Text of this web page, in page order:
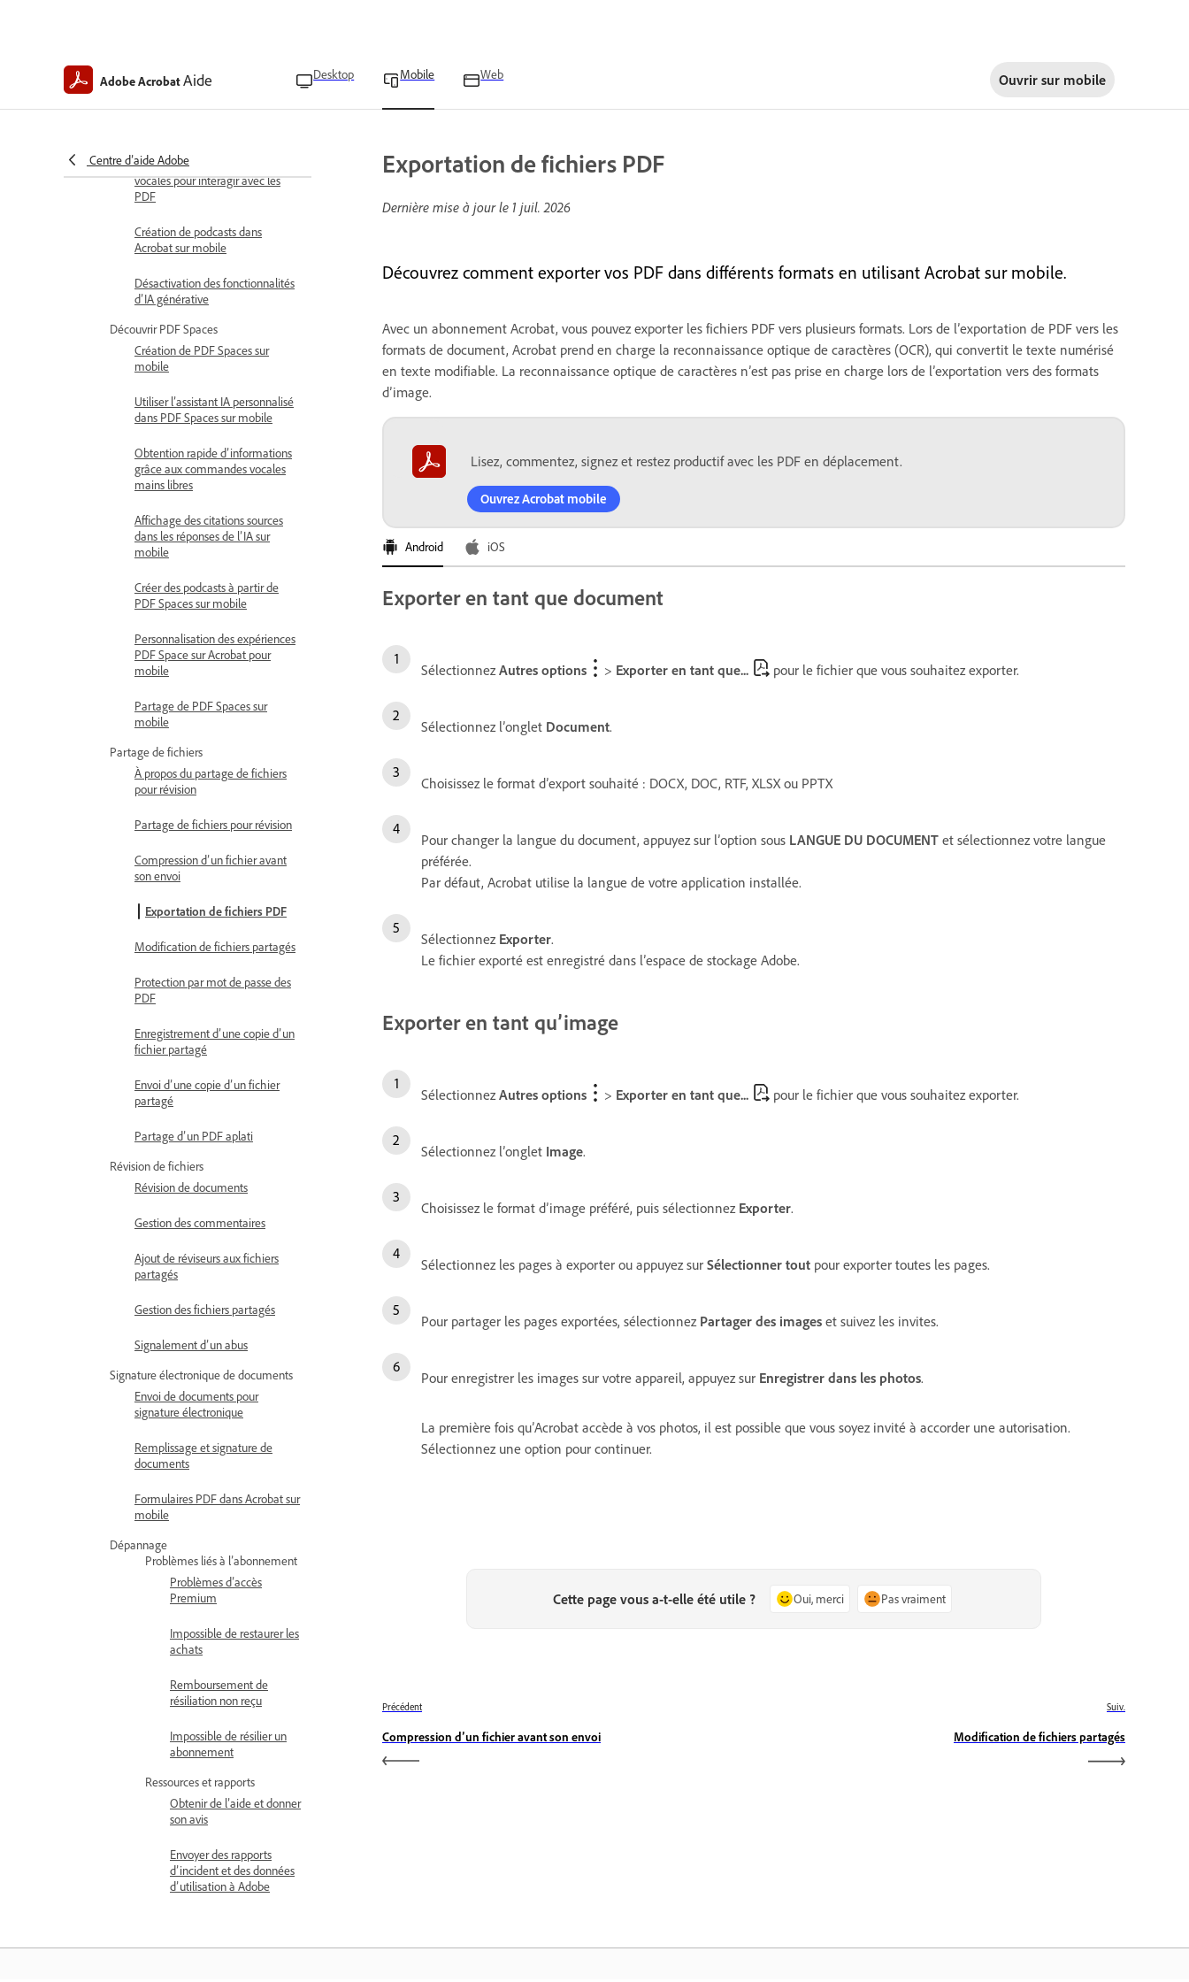
Adobe AcrobatAide Desktop Mobile Web Ouvrir sur mobile
Centre d’aide Adobe
Exploration des PDF avec
Utilisation de commandes
vocales pour interagir avec les
PDF
Création de podcasts dans
Acrobat sur mobile
Désactivation des fonctionnalités
d’IA générative
Découvrir PDF Spaces
Création de PDF Spaces sur
mobile
Utiliser l’assistant IA personnalisé
dans PDF Spaces sur mobile
Obtention rapide d’informations
grâce aux commandes vocales
mains libres
Affichage des citations sources
dans les réponses de l’IA sur
mobile
Créer des podcasts à partir de
PDF Spaces sur mobile
Personnalisation des expériences
PDF Space sur Acrobat pour
mobile
Partage de PDF Spaces sur
mobile
Partage de fichiers
À propos du partage de fichiers
pour révision
Partage de fichiers pour révision
Compression d’un fichier avant
son envoi
Exportation de fichiers PDF
Modification de fichiers partagés
Protection par mot de passe des
PDF
Enregistrement d’une copie d’un
fichier partagé
Envoi d’une copie d’un fichier
partagé
Partage d’un PDF aplati
Révision de fichiers
Révision de documents
Gestion des commentaires
Ajout de réviseurs aux fichiers
partagés
Gestion des fichiers partagés
Signalement d’un abus
Signature électronique de documents
Envoi de documents pour
signature électronique
Remplissage et signature de
documents
Formulaires PDF dans Acrobat sur
mobile
Dépannage
Problèmes liés à l’abonnement
Problèmes d’accès
Premium
Impossible de restaurer les
achats
Remboursement de
résiliation non reçu
Impossible de résilier un
abonnement
Ressources et rapports
Obtenir de l’aide et donner
son avis
Envoyer des rapports
d’incident et des données
d’utilisation à Adobe
Exportation de fichiers PDF
Dernière mise à jour le 1 juil. 2026
Découvrez comment exporter vos PDF dans différents formats en utilisant Acrobat sur mobile.
Avec un abonnement Acrobat, vous pouvez exporter les fichiers PDF vers plusieurs formats. Lors de l’exportation de PDF vers les
formats de document, Acrobat prend en charge la reconnaissance optique de caractères (OCR), qui convertit le texte numérisé
en texte modifiable. La reconnaissance optique de caractères n’est pas prise en charge lors de l’exportation vers des formats
d’image.
Lisez, commentez, signez et restez productif avec les PDF en déplacement.
Ouvrez Acrobat mobile
Android iOS
Exporter en tant que document
Sélectionnez Autres options > Exporter en tant que... pour le fichier que vous souhaitez exporter.
Sélectionnez l’onglet Document.
Choisissez le format d’export souhaité : DOCX, DOC, RTF, XLSX ou PPTX
Pour changer la langue du document, appuyez sur l’option sous LANGUE DU DOCUMENT et sélectionnez votre langue
préférée.
Par défaut, Acrobat utilise la langue de votre application installée.
Sélectionnez Exporter.
Le fichier exporté est enregistré dans l’espace de stockage Adobe.
Exporter en tant qu’image
Sélectionnez Autres options > Exporter en tant que... pour le fichier que vous souhaitez exporter.
Sélectionnez l’onglet Image.
Choisissez le format d’image préféré, puis sélectionnez Exporter.
Sélectionnez les pages à exporter ou appuyez sur Sélectionner tout pour exporter toutes les pages.
Pour partager les pages exportées, sélectionnez Partager des images et suivez les invites.
Pour enregistrer les images sur votre appareil, appuyez sur Enregistrer dans les photos.
La première fois qu’Acrobat accède à vos photos, il est possible que vous soyez invité à accorder une autorisation.
Sélectionnez une option pour continuer.
Cette page vous a-t-elle été utile ? Oui, merci Pas vraiment
Précédent
Compression d’un fichier avant son envoi
Suiv.
Modification de fichiers partagés